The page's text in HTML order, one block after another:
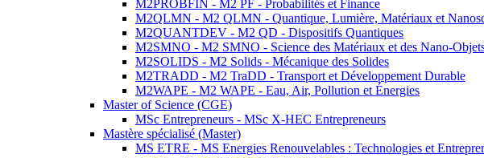
M2PROBFIN - M2 PF - Probabilités et Finance
M2QLMN - M2 QLMN - Quantique, Lumière, Matériaux et
M2QUANTDEV - M2 QD - Dispositifs Quantiques
M2SMNO - M2 SMNO - Science des Matériaux et des Nano-
M2SOLIDS - M2 Solids - Mécanique des Solides
M2TRADD - M2 TraDD - Transport et Développement Durable
M2WAPE - M2 WAPE - Eau, Air, Pollution et Énergies
Master of Science (CGE)
MSc Entrepreneurs - MSc X-HEC Entrepreneurs
Mastère spécialisé (Master)
MS ETRE - MS Energies Renouvelables : Technologies et